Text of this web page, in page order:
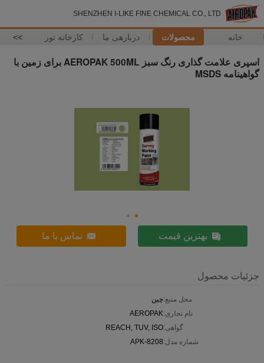
SHENZHEN I-LIKE FINE CHEMICAL CO., LTD
خانه محصولات دربارهی ما کارخانه تور >>
اسپری علامت گذاری رنگ سبز AEROPAK 500ML برای زمین با
گواهینامه MSDS
بهترین قیمت تماس با ما
جزئیات محصول
محل منبع:چین
نام تجاری:AEROPAK
گواهی:REACH, TUV, ISO
شماره مدل:APK-8208